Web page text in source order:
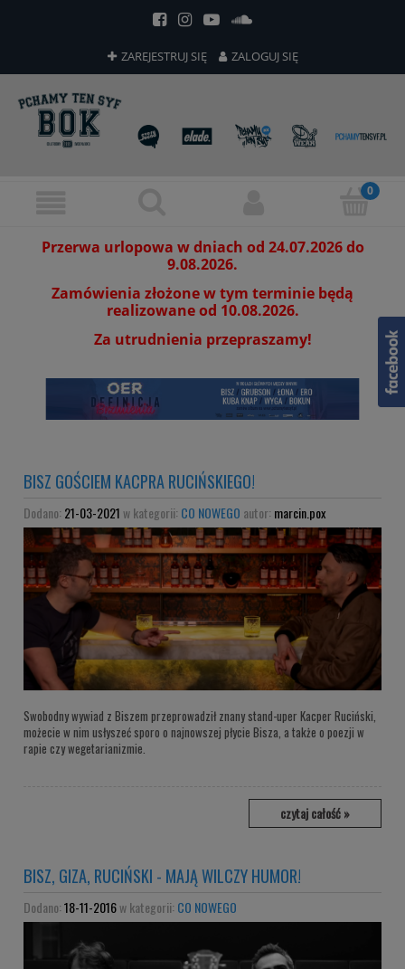
ZAREJESTRUJ SIĘ ZALOGUJ SIĘ
Przerwa urlopowa w dniach od 24.07.2026 do
9.08.2026.
Zamówienia złożone w tym terminie będą
realizowane od 10.08.2026.
Za utrudnienia przepraszamy!
BISZ GOŚCIEM KACPRA RUCIŃSKIEGO!
Dodano: 21-03-2021w kategorii: CO NOWEGO autor: marcin.pox
Swobodny wywiad z Biszem przeprowadził znany stand-uper Kacper Ruciński,
możecie w nim usłyszeć sporo o najnowszej płycie Bisza, a także o poezji w
rapie czy wegetarianizmie.
czytaj całość »
BISZ, GIZA, RUCIŃSKI - MAJĄ WILCZY HUMOR!
Dodano:18-11-2016w kategorii: CO NOWEGO